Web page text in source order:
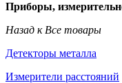
Приборы,
Назад к Все товары
Детекторы металла
Измерители расстояний